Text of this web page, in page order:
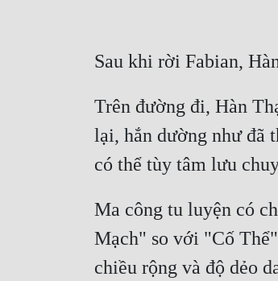
Sau khi rời Fabian,
Trên đường đi, Hàn
lại, hắn dường như đã
có thể tùy tâm lưu
Ma công tu luyện có
Mạch" so với "Cố
chiều rộng và độ dẻo